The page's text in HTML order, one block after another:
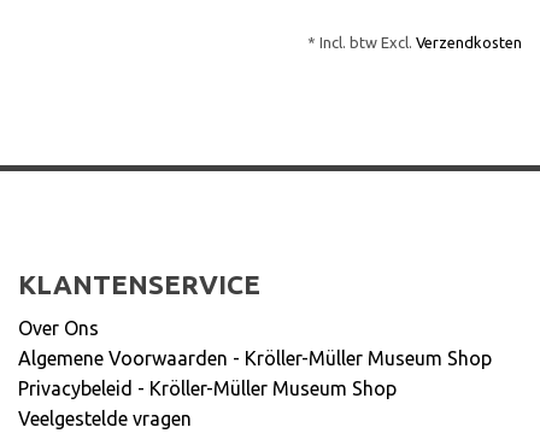
* Incl. btw Excl. Verzendkosten
KLANTENSERVICE
Over Ons
Algemene Voorwaarden - Kröller-Müller Museum Shop
Privacybeleid - Kröller-Müller Museum Shop
Veelgestelde vragen